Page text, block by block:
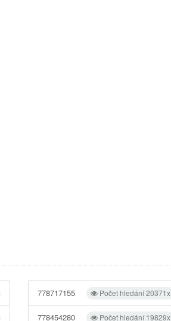
Počet hledání 20371x
778717155
Počet hledání 19829x
778454280